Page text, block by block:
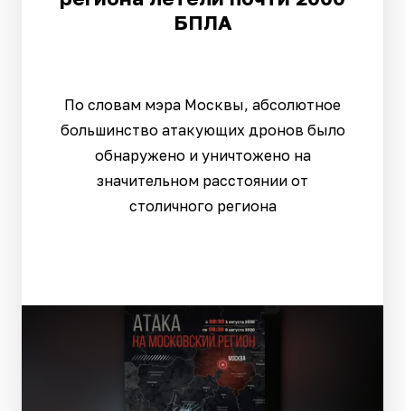
БПЛА
По словам мэра Москвы, абсолютное
большинство атакующих дронов было
обнаружено и уничтожено на
значительном расстоянии от
столичного региона